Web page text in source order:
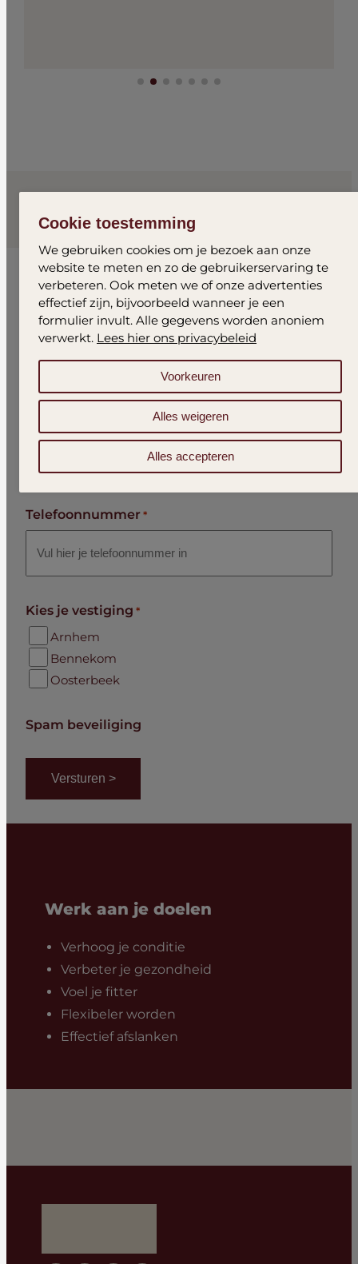
Gratis proeftraining
Naam *
Telefoonnummer *
Kies je vestiging *
Arnhem
Bennekom
Oosterbeek
Spam beveiliging
Werk aan je doelen
Verhoog je conditie
Verbeter je gezondheid
Voel je fitter
Flexibeler worden
Effectief afslanken
Cookie toestemming
We gebruiken cookies om je bezoek aan onze
website te meten en zo de gebruikerservaring te
verbeteren. Ook meten we of onze advertenties
effectief zijn, bijvoorbeeld wanneer je een
formulier invult. Alle gegevens worden anoniem
verwerkt. Lees hier ons privacybeleid
Voorkeuren
Alles weigeren
Alles accepteren